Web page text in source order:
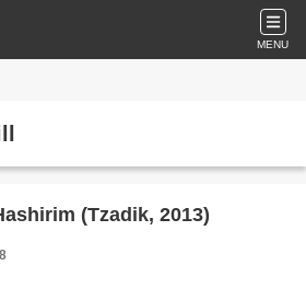
MENU
(Tzadik, 2013)